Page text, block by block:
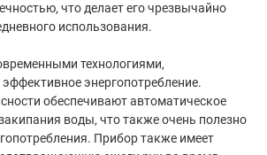
что делает его чрезвычайно
использования.
технологиями,
энергопотребление.
обеспечивают автоматическое
воды, что также очень полезно
Прибор также имеет